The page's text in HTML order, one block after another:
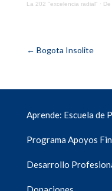
La 202 "excelencia radial" ·
← Bogota Insolite
Aprende: Escuela de
Programa Apoyos
Desarrollo